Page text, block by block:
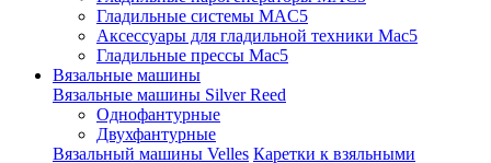
Гладильные системы MAC5
Аксессуары для гладильной техники Mac5
Гладильные прессы Mac5
Вязальные машины
Вязальные машины Silver Reed
Однофантурные
Двухфантурные
Вязальный машины Velles Каретки к взяльными